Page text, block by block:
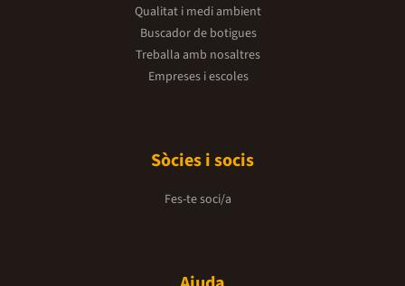
Qualitat i medi ambient
Buscador de botigues
Treballa amb nosaltres
Empreses i escoles
Sòcies i socis
Fes-te soci/a